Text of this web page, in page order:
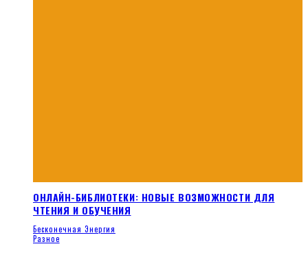
ОНЛАЙН-БИБЛИОТЕКИ: НОВЫЕ ВОЗМОЖНОСТИ ДЛЯ
ЧТЕНИЯ И ОБУЧЕНИЯ
Бесконечная Энергия
Разное